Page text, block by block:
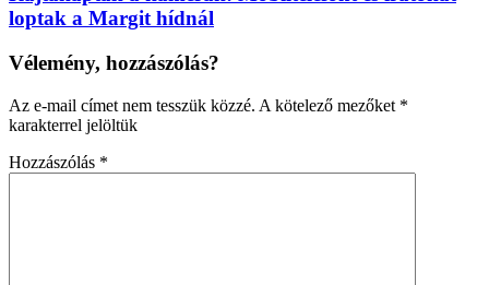
loptak a Margit hídnál
Vélemény, hozzászólás?
Az e-mail címet nem tesszük közzé. A kötelező mezőket *
karakterrel jelöltük
Hozzászólás *